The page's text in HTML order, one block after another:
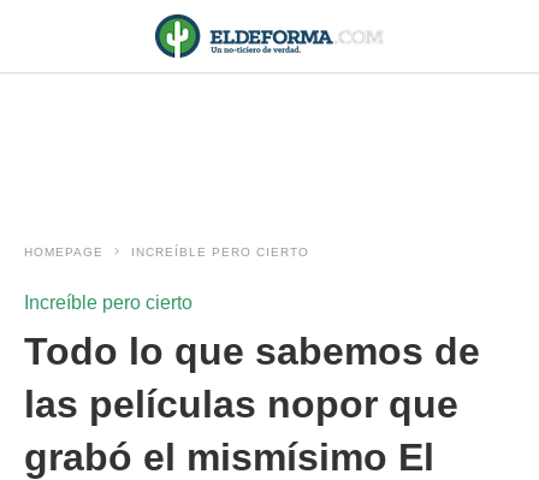
HOMEPAGE INCREÍBLE PERO CIERTO
Increíble pero cierto
Todo lo que sabemos de
las películas nopor que
grabó el mismísimo El